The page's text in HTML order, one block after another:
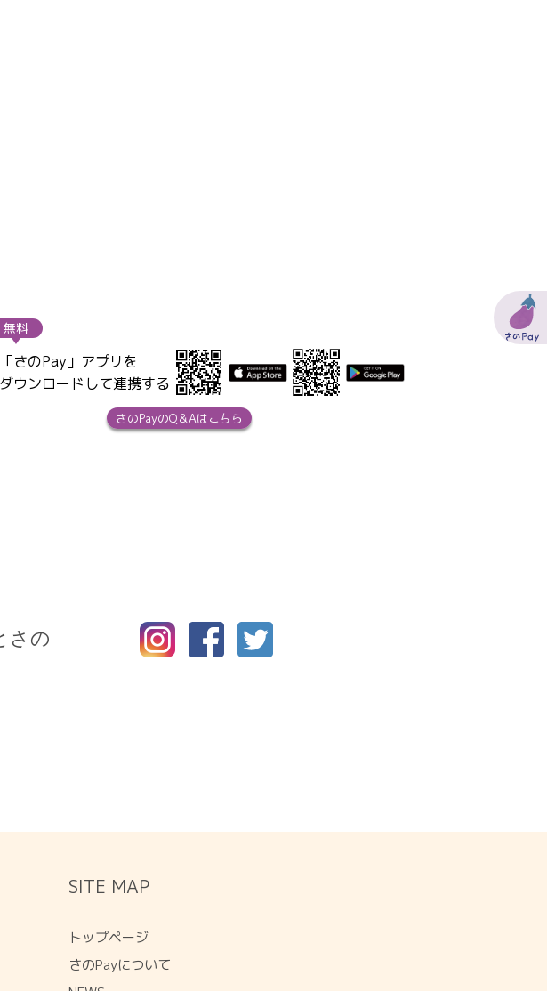
「さのPay」アプリを
ダウンロードして連携する
無料
さのPayのQ＆Aはこちら
さの
SITE MAP
トップページ
さのPayについて